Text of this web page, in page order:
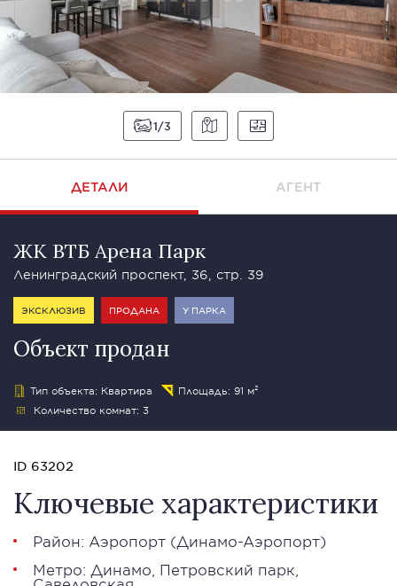
1 3
ДЕТАЛИ АГЕНТ
ЖК ВТБ Арена Парк
Ленинградский проспект, 36, стр. 39
ЭКСКЛЮЗИВ ПРОДАНА У ПАРКА
Объект продан
Тип объекта: Квартира
Площадь: 91 м²
Количество комнат: 3
ID 63202
Ключевые характеристики
Район: Аэропорт (Динамо-Аэропорт)
Метро: Динамо Петровский парк